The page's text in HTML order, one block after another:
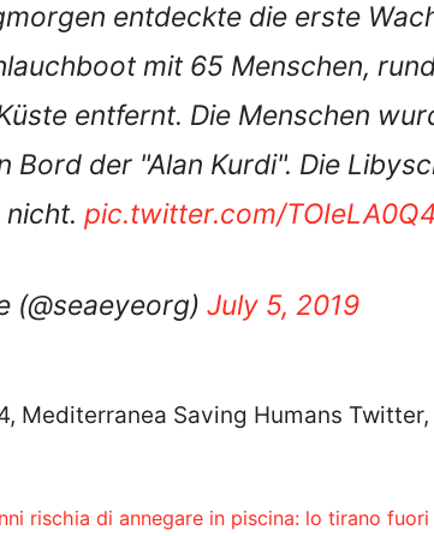
mit 65 Menschen,
entfernt. Die Menschen
Bord der "Alan Kurdi". Die
nicht. pic.twitter.com/
rischia di annegare in piscina: lo tirano fuori
c’è anche Alan Kurdi, sfida Matteo Salvini: